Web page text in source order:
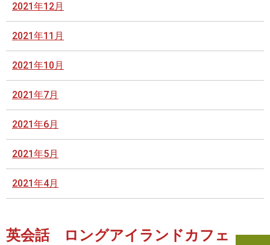
2021年12月
2021年11月
2021年10月
2021年7月
2021年6月
2021年5月
2021年4月
英会話 ロングアイランドカフェ